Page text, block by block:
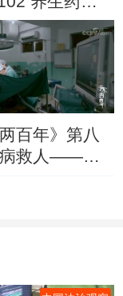
二）
两百年》第八
救人——医